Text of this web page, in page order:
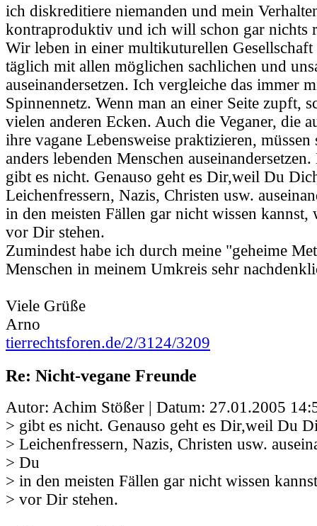
ich diskreditiere niemanden und mein
kontraproduktiv und ich will schon gar nichts
Wir leben in einer multikuturellen Gesellschaft
täglich mit allen möglichen sachlichen und
auseinandersetzen. Ich vergleiche das immer
Spinnennetz. Wenn man an einer Seite zupft,
vielen anderen Ecken. Auch die Veganer, die
ihre vagane Lebensweise praktizieren,
anders lebenden Menschen
gibt es nicht. Genauso geht es Dir,weil Du
Leichenfressern, Nazis, Christen usw.
in den meisten Fällen gar nicht wissen kannst,
vor Dir stehen.
Zumindest habe ich durch meine "geheime
Menschen in meinem Umkreis sehr
Viele Grüße
Arno
tierrechtsforen.de/2/3124/3209
Re: Nicht-vegane Freunde
Autor: Achim Stößer | Datum: 27.01.2005
> gibt es nicht. Genauso geht es Dir,weil Du
> Leichenfressern, Nazis, Christen usw.
> Du
> in den meisten Fällen gar nicht wissen
> vor Dir stehen.